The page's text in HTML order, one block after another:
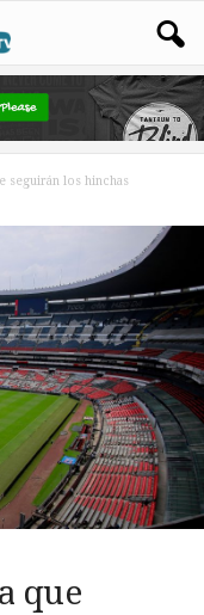
seguirán los hinchas
que